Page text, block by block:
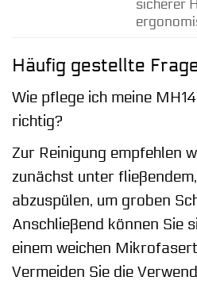
sicherer
Häufig gestellte
Wie pflege ich meine
richtig?
Zur Reinigung empfehlen
zunächst unter
abzuspülen, um groben
Anschließend können Sie
einem weichen
Vermeiden Sie die